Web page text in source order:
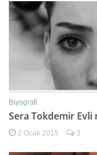
Biyografi
Sera Tokdemir Evli
2 Ocak 2015 3